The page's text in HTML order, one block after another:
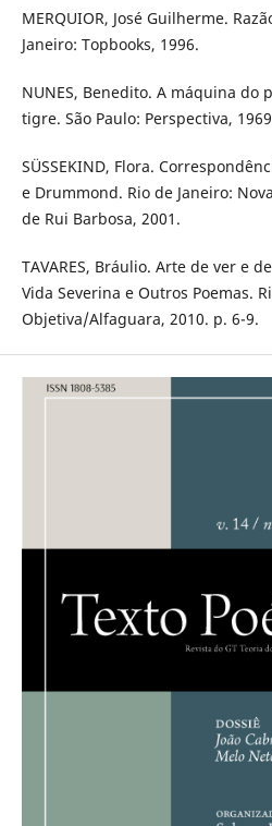
MERQUIOR, José Guilherme.
Janeiro: Topbooks, 1996.
NUNES, Benedito. A máquina do
tigre. São Paulo: Perspectiva,
SÜSSEKIND, Flora.
e Drummond. Rio de Janeiro:
de Rui Barbosa, 2001.
TAVARES, Bráulio. Arte de ver e
Vida Severina e Outros Poemas.
Objetiva/Alfaguara, 2010. p. 6-9.